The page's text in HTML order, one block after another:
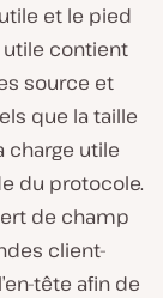
et le pied
utile contient
source et
que la taille
charge utile
du protocole.
de champ
client-
tête afin de